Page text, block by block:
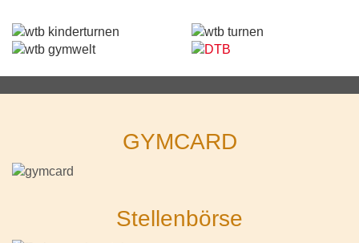
GYMCARD
Stellenbörse